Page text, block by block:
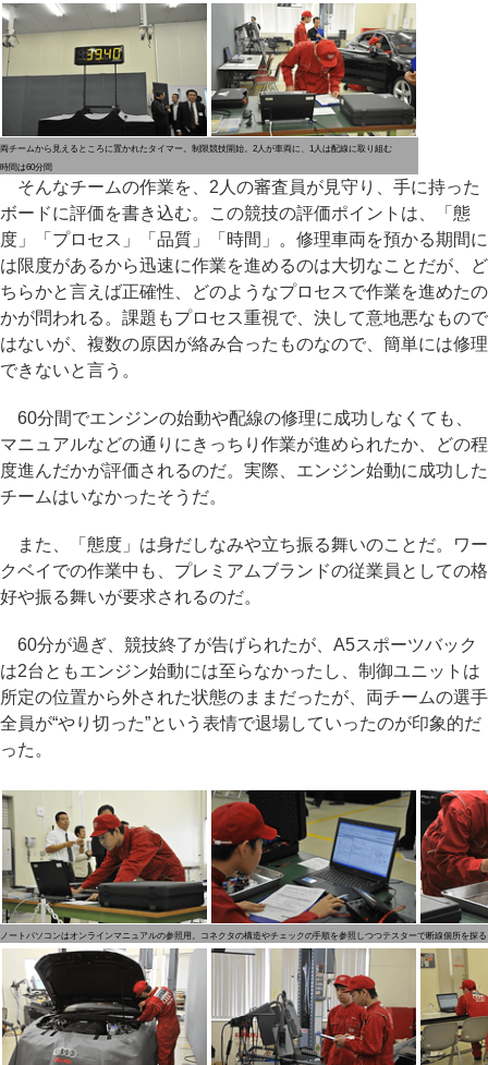
両チームから見えるところに置かれたタイマー。制限
時間は60分間
競技開始。2人が車両に、1人は配線に取り組む
そんなチームの作業を、2人の審査員が見守り、手に持った
ボードに評価を書き込む。この競技の評価ポイントは、「態
度」「プロセス」「品質」「時間」。修理車両を預かる期間に
は限度があるから迅速に作業を進めるのは大切なことだが、ど
ちらかと言えば正確性、どのようなプロセスで作業を進めたの
かが問われる。課題もプロセス重視で、決して意地悪なもので
はないが、複数の原因が絡み合ったものなので、簡単には修理
できないと言う。
60分間でエンジンの始動や配線の修理に成功しなくても、
マニュアルなどの通りにきっちり作業が進められたか、どの程
度進んだかが評価されるのだ。実際、エンジン始動に成功した
チームはいなかったそうだ。
また、「態度」は身だしなみや立ち振る舞いのことだ。ワー
クベイでの作業中も、プレミアムブランドの従業員としての格
好や振る舞いが要求されるのだ。
60分が過ぎ、競技終了が告げられたが、A5スポーツバック
は2台ともエンジン始動には至らなかったし、制御ユニットは
所定の位置から外された状態のままだったが、両チームの選手
全員が“やり切った”という表情で退場していったのが印象的だ
った。
ノートパソコンはオンラインマニュアルの参照用。コネクタの構造やチェックの手順を参照しつつテスターで断線個所を探る